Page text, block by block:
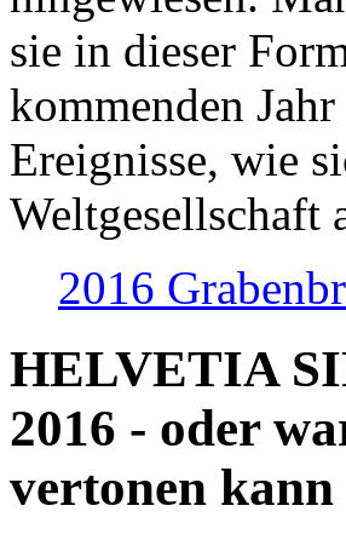
sie in dieser
kommenden
Ereignisse, wie
Weltgesellschaft
2016
HELVETIA
2016 - oder
vertonen kann